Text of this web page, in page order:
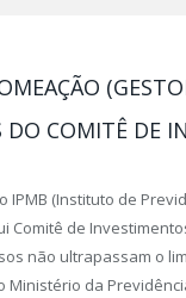
DO COMITÊ DE
IPMB (Instituto de
Comitê de
não ultrapassam o
Ministério da